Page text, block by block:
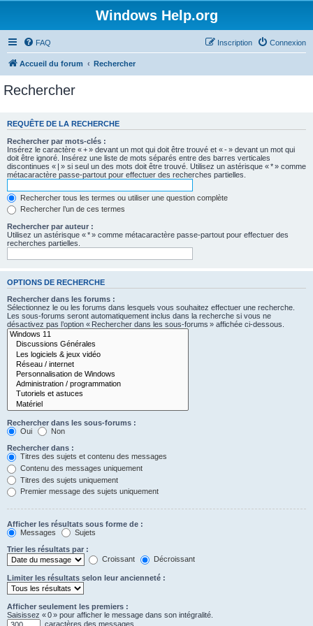
Windows Help.org
FAQ Connexion
Inscription
Accueil du forum Rechercher
Rechercher
REQUÊTE DE LA RECHERCHE
Rechercher par mots-clés :
Insérez le caractère « + » devant un mot qui doit être trouvé et « - » devant un mot qui
doit être ignoré. Insérez une liste de mots séparés entre des barres verticales
discontinues « | » si seul un des mots doit être trouvé. Utilisez un astérisque « * » comme
métacaractère passe-partout pour effectuer des recherches partielles.
Rechercher tous les termes ou utiliser une question complète
Rechercher l’un de ces termes
Rechercher par auteur :
Utilisez un astérisque « * » comme métacaractère passe-partout pour effectuer des
recherches partielles.
OPTIONS DE RECHERCHE
Rechercher dans les forums :
Sélectionnez le ou les forums dans lesquels vous souhaitez effectuer une recherche.
Les sous-forums seront automatiquement inclus dans la recherche si vous ne
désactivez pas l’option « Rechercher dans les sous-forums » affichée ci-dessous.
Rechercher dans les sous-forums :
Oui
Non
Rechercher dans :
Titres des sujets et contenu des messages
Contenu des messages uniquement
Titres des sujets uniquement
Premier message des sujets uniquement
Afficher les résultats sous forme de :
Messages
Sujets
Trier les résultats par :
Croissant
Décroissant
Limiter les résultats selon leur ancienneté :
Afficher seulement les premiers :
Saisissez « 0 » pour afficher le message dans son intégralité.
caractères des messages